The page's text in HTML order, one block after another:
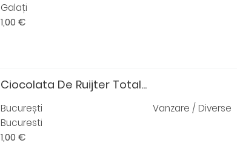
Galați
1,00 €
Ciocolata De Ruijter Total...
București
Bucuresti
1,00 €
Vanzare / Diverse